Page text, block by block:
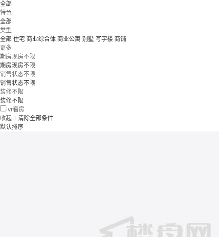
全部
特色
全部
类型
全部 住宅 商业综合体 商业公寓 别墅 写字楼 商铺
更多
期房现房不限
期房现房不限
销售状态不限
销售状态不限
装修不限
装修不限
vr看房
收起  清除全部条件
默认排序